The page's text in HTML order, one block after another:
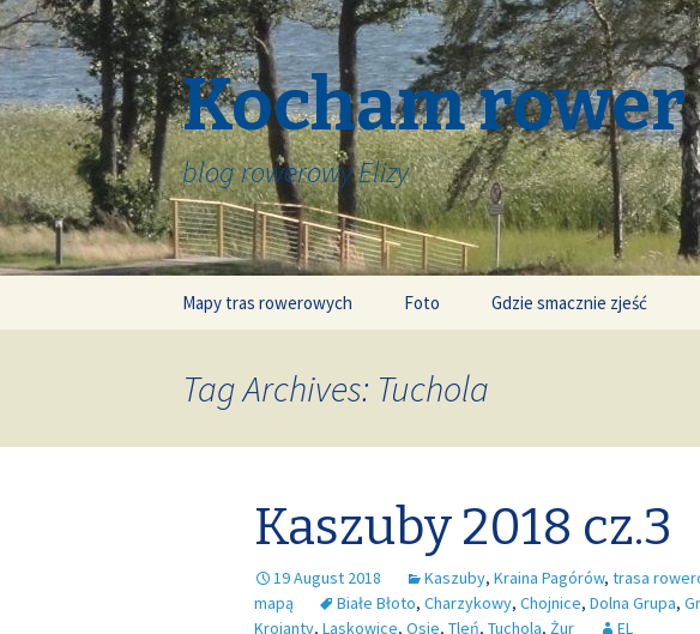
Kocham rower
blog rowerowy Elizy
Mapy tras rowerowych Foto Gdzie smacznie zjeść
Tag Archives: Tuchola
Kaszuby 2018 cz.3
19 August 2018 Kaszuby, Kraina Pagórów, trasa
mapą
Białe Błoto, Charzykowy, Chojnice, Dolna Grupa,
Krojanty, Laskowice, Osie, Tleń, Tuchola, Żur EL